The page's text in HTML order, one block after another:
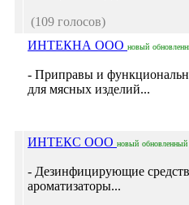
(109 голосов)
ИНТЕКНА ООО новый
- Приправы и
для мясных изделий...
ИНТЕКС ООО новый обновленный
- Дезинфицирующие
ароматизаторы...